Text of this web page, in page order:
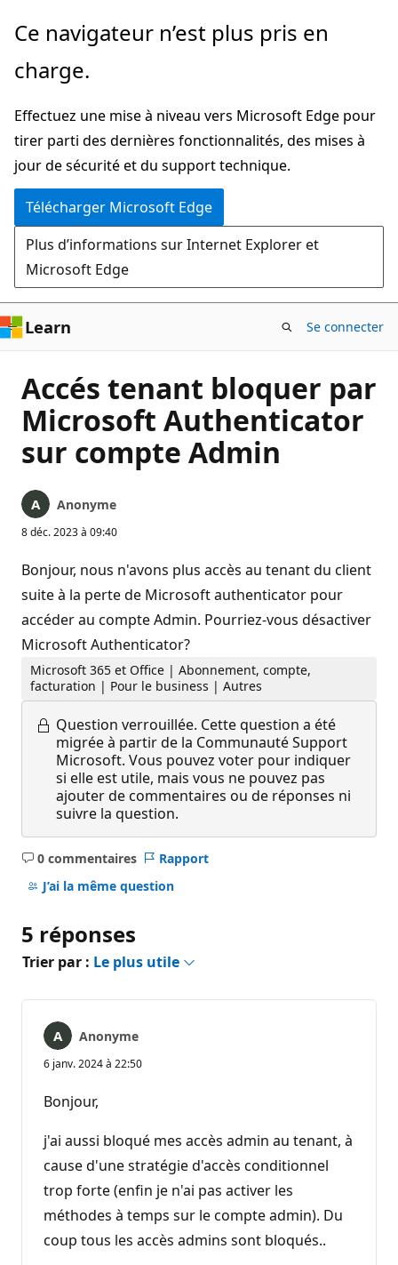
Passer
directement
au
principal
Ce navigateur n’est plus pris en
charge.
Effectuez une mise à niveau vers Microsoft Edge pour
tirer parti des dernières fonctionnalités, des mises à
jour de sécurité et du support technique.
Télécharger Microsoft Edge
Plus d’informations sur Internet Explorer et
Microsoft Edge
Learn Se connecter
Accés tenant bloquer par
Microsoft Authenticator
sur compte Admin
Anonyme
8 déc. 2023 à 09:40
Bonjour, nous n'avons plus accès au tenant du client
suite à la perte de Microsoft authenticator pour
accéder au compte Admin. Pourriez-vous désactiver
Microsoft Authenticator?
Microsoft 365 et Office | Abonnement, compte,
facturation | Pour le business | Autres
Question verrouillée. Cette question a été
migrée à partir de la Communauté Support
Microsoft. Vous pouvez voter pour indiquer
si elle est utile, mais vous ne pouvez pas
ajouter de commentaires ou de réponses ni
suivre la question.
0 commentaires
Aucun
commentaire
Rapport
J’ai la même question
5 réponses
Trier par : Le plus utile
Anonyme
6 janv. 2024 à 22:50
Bonjour,
j'ai aussi bloqué mes accès admin au tenant, à
cause d'une stratégie d'accès conditionnel
trop forte (enfin je n'ai pas activer les
méthodes à temps sur le compte admin). Du
coup tous les accès admins sont bloqués..